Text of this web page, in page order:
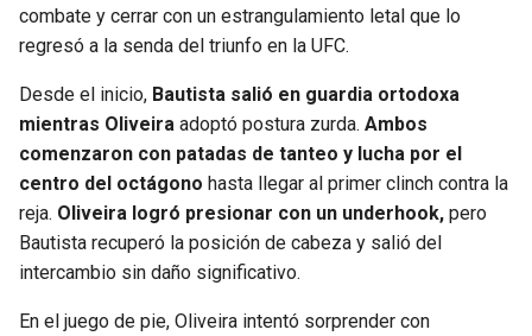
combate y cerrar con un estrangulamiento letal que lo
regresó a la senda del triunfo en la UFC.
Desde el inicio, Bautista salió en guardia ortodoxa
mientras Oliveira adoptó postura zurda. Ambos
comenzaron con patadas de tanteo y lucha por el
centro del octágono hasta llegar al primer clinch contra la
reja. Oliveira logró presionar con un underhook, pero
Bautista recuperó la posición de cabeza y salió del
intercambio sin daño significativo.
En el juego de pie, Oliveira intentó sorprender con